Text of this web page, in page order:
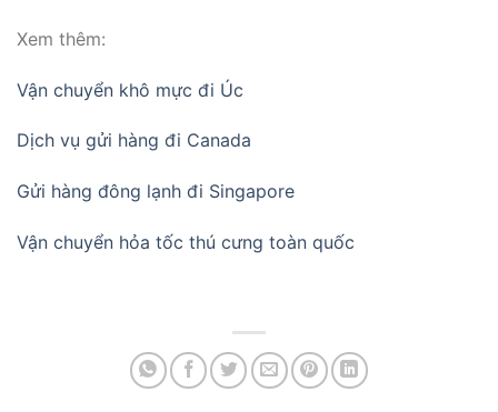
Xem thêm:
Vận chuyển khô mực đi Úc
Dịch vụ gửi hàng đi Canada
Gửi hàng đông lạnh đi Singapore
Vận chuyển hỏa tốc thú cưng toàn quốc